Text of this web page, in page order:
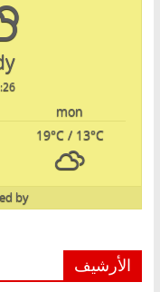
am
mon
19°C/ 13°C
by
الأرشيف